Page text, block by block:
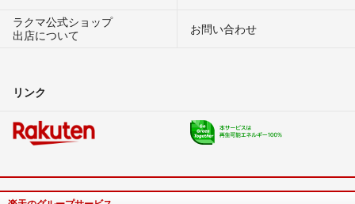
ラクマ公式ショップ
出店について
お問い合わせ
リンク